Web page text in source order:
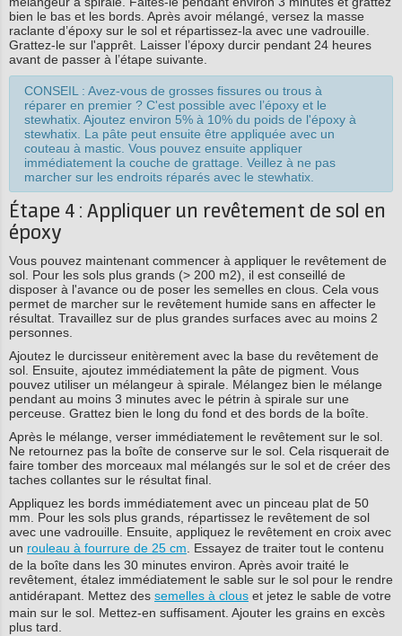
bien le bas et les bords. Après avoir mélangé, versez la masse
raclante d’époxy sur le sol et répartissez-la avec une vadrouille.
Grattez-le sur l'apprêt. Laisser l’époxy durcir pendant 24 heures
avant de passer à l’étape suivante.
CONSEIL : Avez-vous de grosses fissures ou trous à
réparer en premier ? C'est possible avec l’époxy et le
stewhatix. Ajoutez environ 5% à 10% du poids de l'époxy à
stewhatix. La pâte peut ensuite être appliquée avec un
couteau à mastic. Vous pouvez ensuite appliquer
immédiatement la couche de grattage. Veillez à ne pas
marcher sur les endroits réparés avec le stewhatix.
Étape 4 : Appliquer un revêtement de sol en
époxy
Vous pouvez maintenant commencer à appliquer le revêtement de
sol. Pour les sols plus grands (> 200 m2), il est conseillé de
disposer à l'avance ou de poser les semelles en clous. Cela vous
permet de marcher sur le revêtement humide sans en affecter le
résultat. Travaillez sur de plus grandes surfaces avec au moins 2
personnes.
Ajoutez le durcisseur enitèrement avec la base du revêtement de
sol. Ensuite, ajoutez immédiatement la pâte de pigment. Vous
pouvez utiliser un mélangeur à spirale. Mélangez bien le mélange
pendant au moins 3 minutes avec le pétrin à spirale sur une
perceuse. Grattez bien le long du fond et des bords de la boîte.
Après le mélange, verser immédiatement le revêtement sur le sol.
Ne retournez pas la boîte de conserve sur le sol. Cela risquerait de
faire tomber des morceaux mal mélangés sur le sol et de créer des
taches collantes sur le résultat final.
Appliquez les bords immédiatement avec un pinceau plat de 50
mm. Pour les sols plus grands, répartissez le revêtement de sol
avec une vadrouille. Ensuite, appliquez le revêtement en croix avec
un rouleau à fourrure de 25 cm. Essayez de traiter tout le contenu
de la boîte dans les 30 minutes environ. Après avoir traité le
revêtement, étalez immédiatement le sable sur le sol pour le rendre
antidérapant. Mettez des semelles à clous et jetez le sable de votre
main sur le sol. Mettez-en suffisament. Ajouter les grains en excès
plus tard.